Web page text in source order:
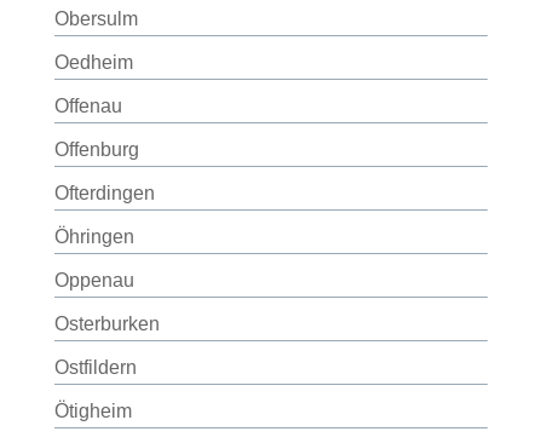
Obersulm
Oedheim
Offenau
Offenburg
Ofterdingen
Öhringen
Oppenau
Osterburken
Ostfildern
Ötigheim